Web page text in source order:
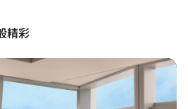
精彩